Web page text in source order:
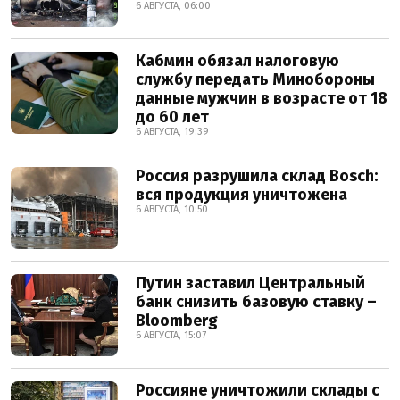
6 АВГУСТА, 06:00
Кабмин обязал налоговую
службу передать Минобороны
данные мужчин в возрасте от 18
до 60 лет
6 АВГУСТА, 19:39
Россия разрушила склад Bosch:
вся продукция уничтожена
6 АВГУСТА, 10:50
Путин заставил Центральный
банк снизить базовую ставку –
Bloomberg
6 АВГУСТА, 15:07
Россияне уничтожили склады с